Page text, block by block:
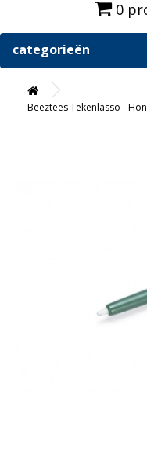
0
categorieën
Beeztees Tekenlasso -